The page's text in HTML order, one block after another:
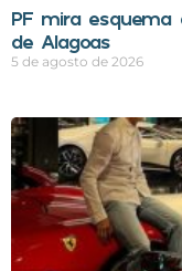
PF mira
de Alagoas
5 de agosto de 2026